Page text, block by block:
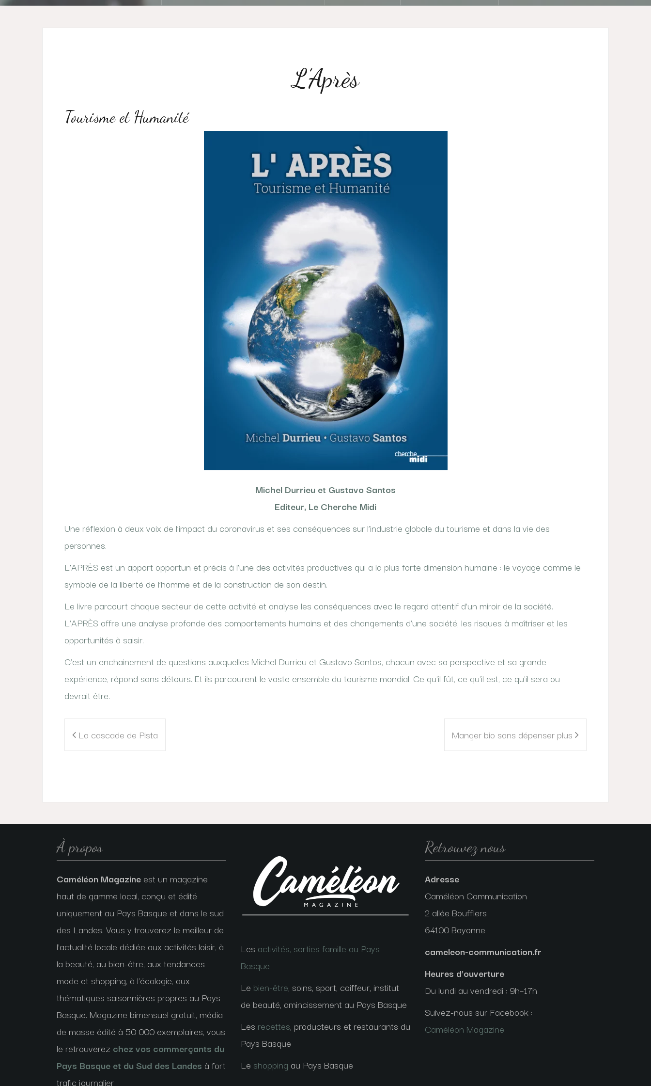
L’Après
Tourisme et Humanité
Michel Durrieu et Gustavo Santos
Editeur, Le Cherche Midi
Une réflexion à deux voix de l’impact du coronavirus et ses conséquences sur l’industrie globale du tourisme et dans la vie des
personnes.
L’APRÈS est un apport opportun et précis à l’une des activités productives qui a la plus forte dimension humaine : le voyage comme le
symbole de la liberté de l’homme et de la construction de son destin.
Le livre parcourt chaque secteur de cette activité et analyse les conséquences avec le regard attentif d’un miroir de la société.
L’APRÈS offre une analyse profonde des comportements humains et des changements d’une société, les risques à maîtriser et les
opportunités à saisir.
C’est un enchainement de questions auxquelles Michel Durrieu et Gustavo Santos, chacun avec sa perspective et sa grande
expérience, répond sans détours. Et ils parcourent le vaste ensemble du tourisme mondial. Ce qu’il fût, ce qu’il est, ce qu’il sera ou
devrait être.
de La cascade de Pista Manger bio sans dépenser plus
À propos
Caméléon Magazine est un magazine
haut de gamme local, conçu et édité
uniquement au Pays Basque et dans le sud
des Landes. Vous y trouverez le meilleur de
l’actualité locale dédiée aux activités loisir, à
la beauté, au bien-être, aux tendances
mode et shopping, à l’écologie, aux
thématiques saisonnières propres au Pays
Basque. Magazine bimensuel gratuit, média
de masse édité à 50 000 exemplaires, vous
le retrouverez chez vos commerçants du
Pays Basque et du Sud des Landes à fort
trafic journalier
Les activités, sorties famille au Pays
Basque
Le bien-être, soins, sport, coiffeur, institut
de beauté, amincissement au Pays Basque
Les recettes, producteurs et restaurants du
Pays Basque
Le shopping au Pays Basque
Retrouvez nous
Adresse
Caméléon Communication
2 allée Boufflers
64100 Bayonne
cameleon-communication.fr
Heures d’ouverture
Du lundi au vendredi : 9h–17h
Suivez-nous sur Facebook :
Caméléon Magazine